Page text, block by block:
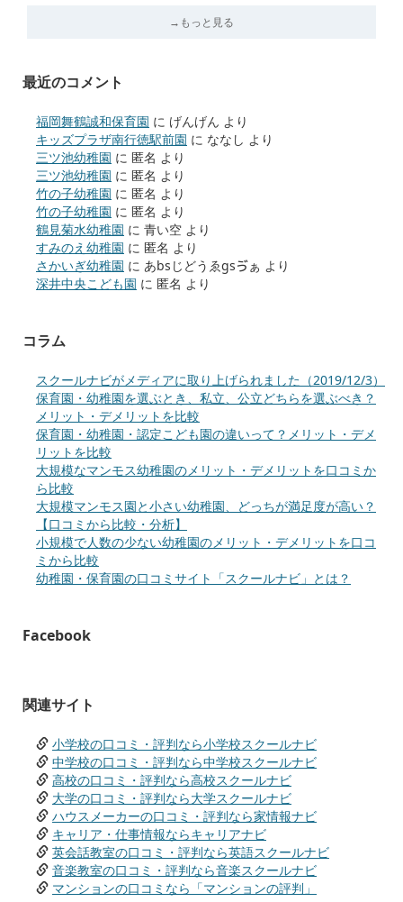
→もっと見る
最近のコメント
福岡舞鶴誠和保育園 に げんげん より
キッズプラザ南行徳駅前園 に ななし より
三ツ池幼稚園 に 匿名 より
三ツ池幼稚園 に 匿名 より
竹の子幼稚園 に 匿名 より
竹の子幼稚園 に 匿名 より
鶴見菊水幼稚園 に 青い空 より
すみのえ幼稚園 に 匿名 より
さかいぎ幼稚園 に あbsじどうゑgsゔぁ より
深井中央こども園 に 匿名 より
コラム
スクールナビがメディアに取り上げられました（2019/12/3）
保育園・幼稚園を選ぶとき、私立、公立どちらを選ぶべき？
メリット・デメリットを比較
保育園・幼稚園・認定こども園の違いって？メリット・デメ
リットを比較
大規模なマンモス幼稚園のメリット・デメリットを口コミか
ら比較
大規模マンモス園と小さい幼稚園、どっちが満足度が高い？
【口コミから比較・分析】
小規模で人数の少ない幼稚園のメリット・デメリットを口コ
ミから比較
幼稚園・保育園の口コミサイト「スクールナビ」とは？
Facebook
関連サイト
小学校の口コミ・評判なら小学校スクールナビ
中学校の口コミ・評判なら中学校スクールナビ
高校の口コミ・評判なら高校スクールナビ
大学の口コミ・評判なら大学スクールナビ
ハウスメーカーの口コミ・評判なら家情報ナビ
キャリア・仕事情報ならキャリアナビ
英会話教室の口コミ・評判なら英語スクールナビ
音楽教室の口コミ・評判なら音楽スクールナビ
マンションの口コミなら「マンションの評判」